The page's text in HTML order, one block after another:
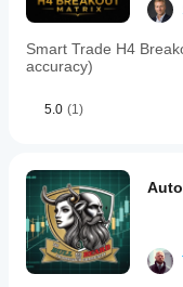
Smart Trade H4
accuracy)
5.0 (1)